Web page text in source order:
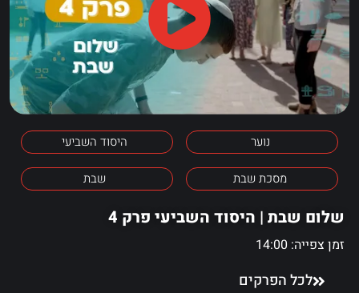
נוער היסוד השביעי
מסכת שבת שבת
שלום שבת | היסוד השביעי פרק 4
זמן צפייה: 14:00
לכל הפרקים